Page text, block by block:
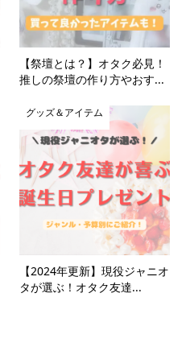
【祭壇とは？】オタク必見！
推しの祭壇の作り方やおす...
グッズ＆アイテム
【2024年更新】現役ジャニオ
タが選ぶ！オタク友達...